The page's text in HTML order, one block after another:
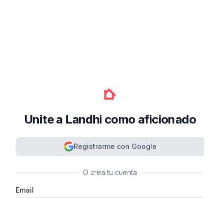
Unite a Landhi como aficionado
Registrarme con Google
O crea tu cuenta
Email